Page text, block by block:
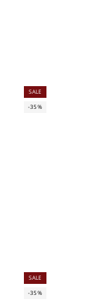
SALE
-35%
SALE
-35%